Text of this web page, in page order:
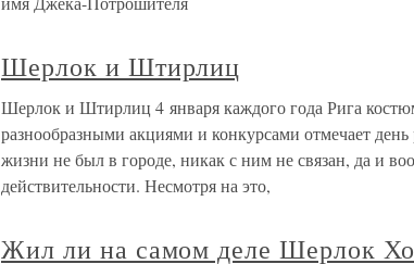
Шерлок и Штирлиц
Шерлок и Штирлиц 4 января каждого года Рига
разнообразными акциями и конкурсами отмечает
жизни не был в городе, никак с ним не связан, да и
действительности. Несмотря на это,
Жил ли на самом деле Шерлок